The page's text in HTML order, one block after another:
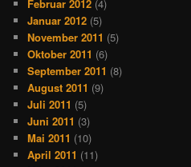
Februar 2012 (4)
Januar 2012 (5)
November 2011 (5)
Oktober 2011 (6)
September 2011 (8)
August 2011 (9)
Juli 2011 (5)
Juni 2011 (3)
Mai 2011 (10)
April 2011 (11)